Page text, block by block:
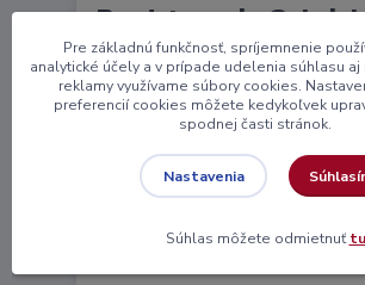
Predstavenie
"Gabiho" Nábožného
člena tímu Dr. Baits
Domaši, ktorý rybolovu prepadol už
chalan. Dnes patrí medzi stálice v
Pre základnú funkčnosť, spríjemnenie
analytické účely a v prípade udelenia súhlasu aj
reklamy využívame súbory cookies.
preferencií cookies môžete kedykoľvek
spodnej časti stránok.
Nastavenia
Súhlas môžete odmietnuťtu